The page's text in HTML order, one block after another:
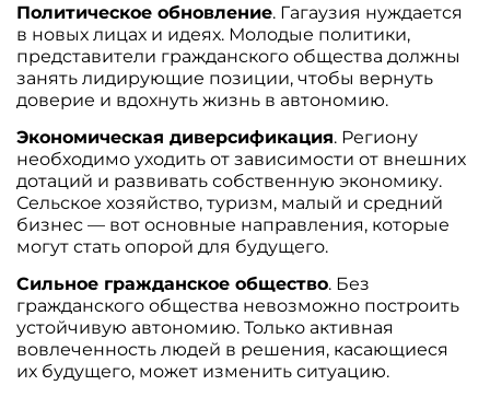
Политическое обновление. Гагаузия нуждается
в новых лицах и идеях. Молодые политики,
представители гражданского общества должны
занять лидирующие позиции, чтобы вернуть
доверие и вдохнуть жизнь в автономию.
Экономическая диверсификация. Региону
необходимо уходить от зависимости от внешних
дотаций и развивать собственную экономику.
Сельское хозяйство, туризм, малый и средний
бизнес — вот основные направления, которые
могут стать опорой для будущего.
Сильное гражданское общество. Без
гражданского общества невозможно построить
устойчивую автономию. Только активная
вовлеченность людей в решения, касающиеся
их будущего, может изменить ситуацию.